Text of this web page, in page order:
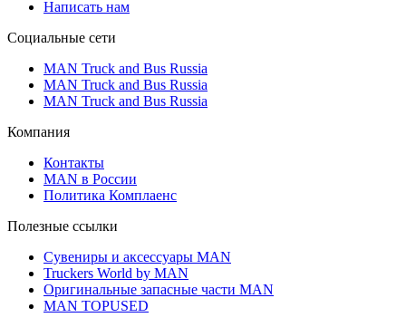
Написать нам
Социальные сети
MAN Truck and Bus Russia
MAN Truck and Bus Russia
MAN Truck and Bus Russia
Компания
Контакты
MAN в России
Политика Комплаенс
Полезные ссылки
Сувениры и аксессуары MAN
Truckers World by MAN
Оригинальные запасные части MAN
MAN TOPUSED